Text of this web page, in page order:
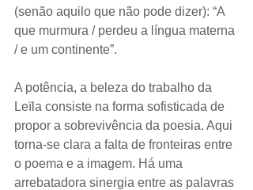
(senão aquilo que não pode dizer): “A
que murmura / perdeu a língua materna
/ e um continente”.
A potência, a beleza do trabalho da
Leïla consiste na forma sofisticada de
propor a sobrevivência da poesia. Aqui
torna-se clara a falta de fronteiras entre
o poema e a imagem. Há uma
arrebatadora sinergia entre as palavras